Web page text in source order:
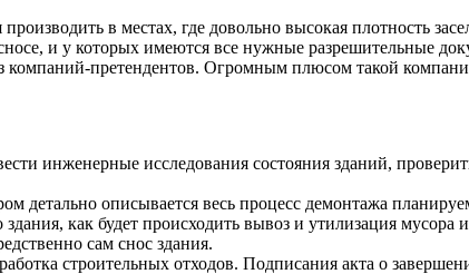
в местах, где довольно высокая плотность
и у которых имеются все нужные разрешительные
претендентов. Огромным плюсом такой
инженерные исследования состояния зданий,
детально описывается весь процесс демонтажа
здания, как будет происходить вывоз и утилизация
сам снос здания.
строительных отходов. Подписания акта о